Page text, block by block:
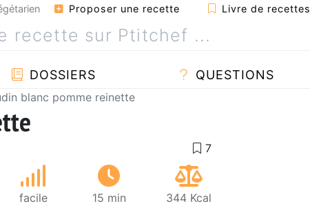
Proposer une recette Livre de recettes
DOSSIERS QUESTIONS
blanc pomme reinette
facile 15 min 344 Kcal